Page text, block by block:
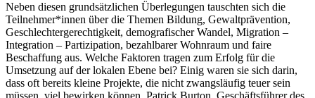
Neben diesen grundsätzlichen Überlegungen tauschten sich die
Teilnehmer*innen über die Themen Bildung, Gewaltprävention,
Geschlechtergerechtigkeit, demografischer Wandel, Migration –
Integration – Partizipation, bezahlbarer Wohnraum und faire
Beschaffung aus. Welche Faktoren tragen zum Erfolg für die
Umsetzung auf der lokalen Ebene bei? Einig waren sie sich darin,
dass oft bereits kleine Projekte, die nicht zwangsläufig teuer sein